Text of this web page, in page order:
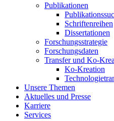
Publikationen
Schriftenreihen
Dissertationen
Forschungsstrategie
Forschungsdaten
Transfer und Ko-
Ko-Kreation
Unsere Themen
Aktuelles und Presse
Karriere
Services